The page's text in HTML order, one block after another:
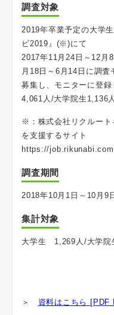
調査対象
2019年卒業予定の大学
ビ2019』(※)にて
2017年11月24日～12月
月18日～6月14日に調査
募集し、モニターに登
4,061人/大学院生1,136人
※：株式会社リクルート
を支援するサイト
https://
調査期間
2018年10月1日～10月9
集計対象
大学生 1,269人/大学
＞ 資料はこちら [PDF